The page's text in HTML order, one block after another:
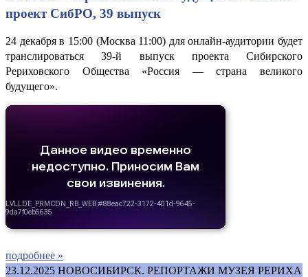
проект СибРО, 39 выпуск
24 декабря в 15:00 (Москва 11:00) для онлайн-аудитории будет
транслироваться 39-й выпуск проекта Сибирского
Рериховского Общества «Россия — страна великого
будущего».
подробнее »
23.12.2025 НОВОСИБИРСК. РЕПОРТАЖИ МУЗЕЯ РЕРИХА